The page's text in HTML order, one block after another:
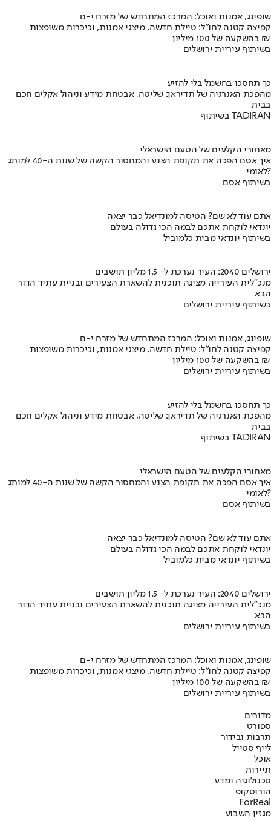
שופינג, אמנות ואוכל: המרכז המתחדש של מזרח י-ם
קפיצה קטנה לחו"ל: טיילת חדשה, מיצגי אמנות, וכיכרות משופצות
בהשקעה של 100 מיליון ₪
בשיתוף עיריית ירושלים
כך תחסכו בחשמל בלי להזיע
מהפכת האנרגיה של תדיראן: שליטה, אבטחת מידע וניהול אקלים חכם
בבית
בשיתוף TADIRAN
מאחורי הקלעים של הטעם הישראלי
איך אסם הפכה את תקופת הצנע והמחסור הקשה של שנות ה-40 למותג
לאומי?
בשיתוף אסם
אתם עוד לא שם? הטיסה למונדיאל כבר יצאה
יונדאי לוקחת אתכם לבמה הכי גדולה בעולם
בשיתוף יונדאי מבית כלמוביל
ירושלים 2040: העיר נערכת ל- 1.5 מליון תושבים
מנכ"לית העירייה מציגה תוכנית להשארת הצעירים ובניית עתיד הדור
הבא
בשיתוף עיריית ירושלים
שופינג, אמנות ואוכל: המרכז המתחדש של מזרח י-ם
קפיצה קטנה לחו"ל: טיילת חדשה, מיצגי אמנות, וכיכרות משופצות
בהשקעה של 100 מיליון ₪
בשיתוף עיריית ירושלים
כך תחסכו בחשמל בלי להזיע
מהפכת האנרגיה של תדיראן: שליטה, אבטחת מידע וניהול אקלים חכם
בבית
בשיתוף TADIRAN
מאחורי הקלעים של הטעם הישראלי
איך אסם הפכה את תקופת הצנע והמחסור הקשה של שנות ה-40 למותג
לאומי?
בשיתוף אסם
אתם עוד לא שם? הטיסה למונדיאל כבר יצאה
יונדאי לוקחת אתכם לבמה הכי גדולה בעולם
בשיתוף יונדאי מבית כלמוביל
ירושלים 2040: העיר נערכת ל- 1.5 מליון תושבים
מנכ"לית העירייה מציגה תוכנית להשארת הצעירים ובניית עתיד הדור
הבא
בשיתוף עיריית ירושלים
שופינג, אמנות ואוכל: המרכז המתחדש של מזרח י-ם
קפיצה קטנה לחו"ל: טיילת חדשה, מיצגי אמנות, וכיכרות משופצות
בהשקעה של 100 מיליון ₪
בשיתוף עיריית ירושלים
מדורים
ספורט
תרבות ובידור
לייף סטייל
אוכל
תיירות
טכנולוגיה ומדע
הורוסקופ
ForReal
מגזין השבוע